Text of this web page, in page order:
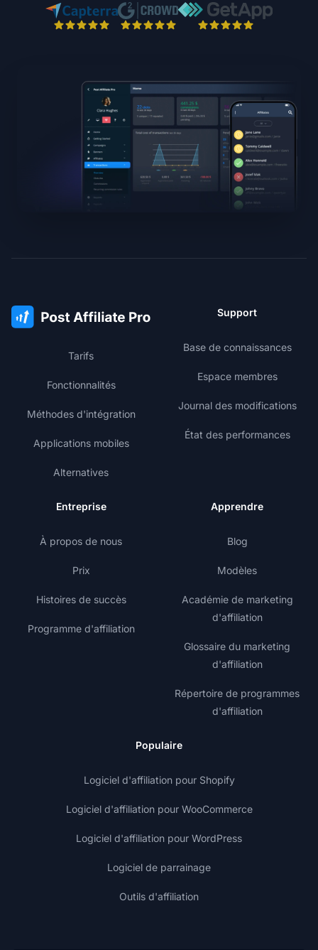
Tarifs
Fonctionnalités
Méthodes d'intégration
Applications mobiles
Alternatives
Support
Base de connaissances
Espace membres
Journal des modifications
État des performances
Entreprise
À propos de nous
Prix
Histoires de succès
Programme d'affiliation
Apprendre
Blog
Modèles
Académie de marketing
d'affiliation
Glossaire du marketing
d'affiliation
Répertoire de programmes
d'affiliation
Populaire
Logiciel d'affiliation pour Shopify
Logiciel d'affiliation pour WooCommerce
Logiciel d'affiliation pour WordPress
Logiciel de parrainage
Outils d'affiliation